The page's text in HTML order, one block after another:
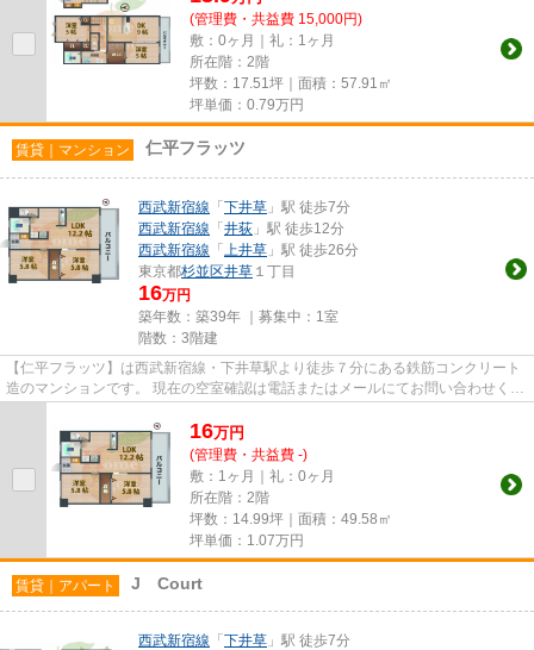
(管理費・共益費 15,000円)
敷：0ヶ月｜礼：1ヶ月
所在階：2階
坪数：17.51坪｜面積：57.91㎡
坪単価： 0.79万円
賃貸｜マンション 仁平フラッツ
西武新宿線 「 下井草 」駅 徒歩7分
西武新宿線 「 井荻 」駅 徒歩12分
西武新宿線 「 上井草 」駅 徒歩26分
東京都杉並区井草 １丁目
16万円
築年数：築39年 ｜募集中： 1室
階数：3階建
【仁平フラッツ】は西武新宿線・下井草駅より徒歩７分にある鉄筋コンクリート
造のマンションです。 現在の空室確認は電話またはメールにてお問い合わせくだ
16万円
(管理費・共益費 -)
敷：1ヶ月｜礼：0ヶ月
所在階：2階
坪数：14.99坪｜面積：49.58㎡
坪単価： 1.07万円
賃貸｜アパート J Court
西武新宿線 「 下井草 」駅 徒歩7分